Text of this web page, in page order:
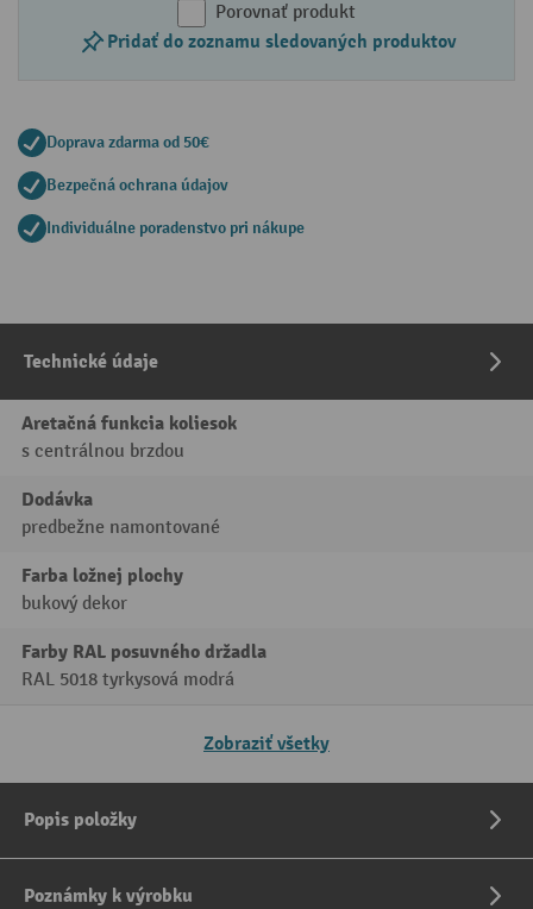
Porovnať produkt
Pridať do zoznamu sledovaných produktov
Doprava zdarma od 50€
Bezpečná ochrana údajov
Individuálne poradenstvo pri nákupe
Technické údaje
Aretačná funkcia koliesok
s centrálnou brzdou
Dodávka
predbežne namontované
Farba ložnej plochy
bukový dekor
Farby RAL posuvného držadla
RAL 5018 tyrkysová modrá
Zobraziť všetky
Popis položky
Poznámky k výrobku